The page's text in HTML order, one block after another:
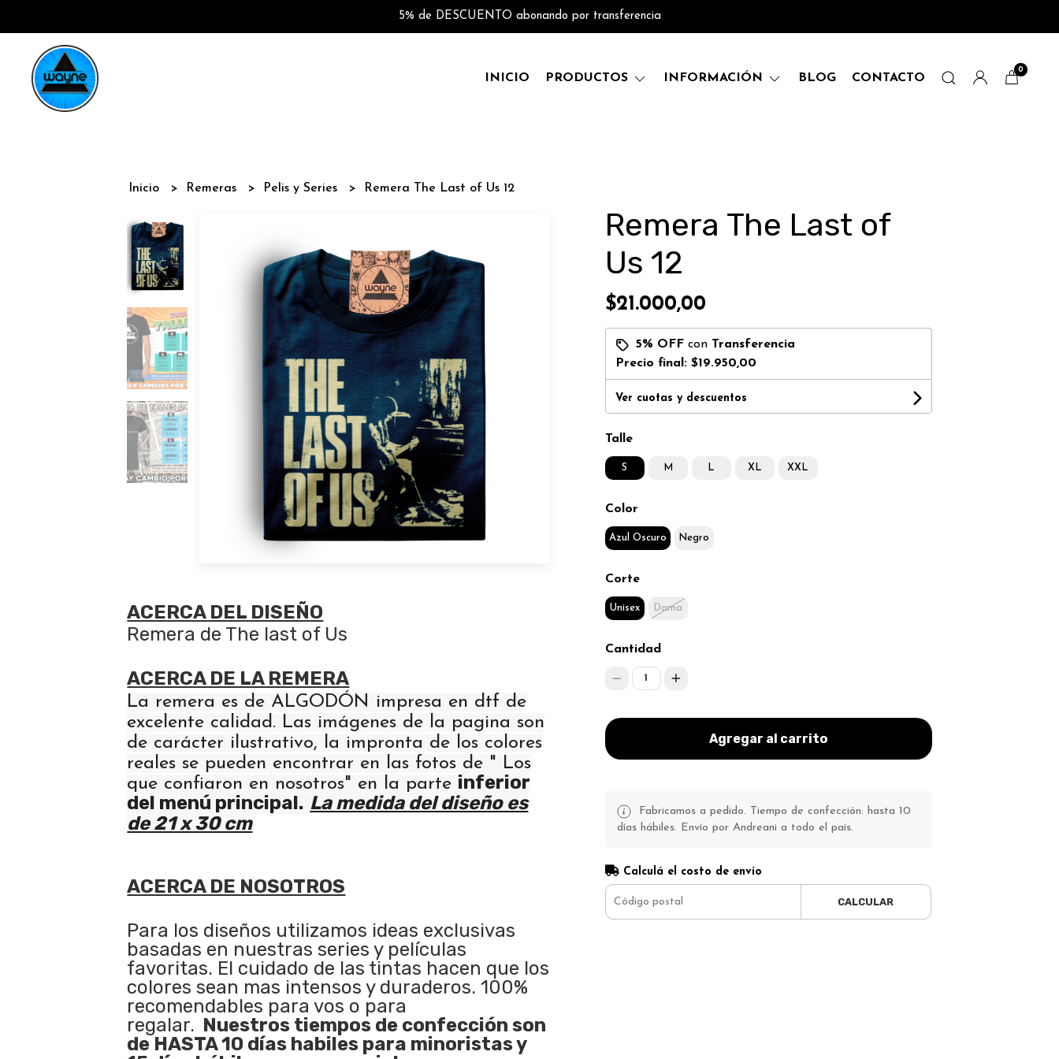
5% de DESCUENTO abonando por transferencia
INICIO PRODUCTOS INFORMACIÓN BLOG CONTACTO
0
Inicio Remeras Pelis y Series Remera The Last of Us 12
ACERCA DEL DISEÑO
Remera de The last of Us
ACERCA DE LA REMERA
La remera es de ALGODÓN impresa en dtf de
excelente calidad. Las imágenes de la pagina son
de carácter ilustrativo, la impronta de los colores
reales se pueden encontrar en las fotos de " Los
que confiaron en nosotros" en la parte inferior
del menú principal. La medida del diseño es
de 21 x 30 cm
ACERCA DE NOSOTROS
Para los diseños utilizamos ideas exclusivas
basadas en nuestras series y películas
favoritas. El cuidado de las tintas hacen que los
colores sean mas intensos y duraderos. 100%
recomendables para vos o para
regalar. Nuestros tiempos de confección son
de HASTA 10 días habiles para minoristas y
Remera The Last of
Us 12
$21.000,00
5% OFFcon Transferencia
Precio final: $19.950,00
Ver cuotas y descuentos
Talle
S M L XL XXL
Color
Azul Oscuro Negro
Corte
Unisex Dama
Cantidad
1
Agregar al carrito
Fabricamos a pedido. Tiempo de confección: hasta 10
días hábiles. Envío por Andreani a todo el país.
Calculá el costo de envío
CALCULAR